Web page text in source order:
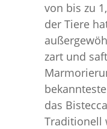
von bis zu
der Tiere
zart und
das
Traditionell